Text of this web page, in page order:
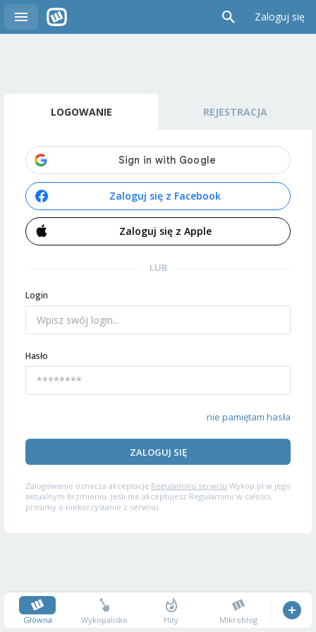
Zaloguj się
LOGOWANIE REJESTRACJA
Zaloguj się z Facebook
Zaloguj się z Apple
LUB
Login
Hasło
nie pamiętam hasła
ZALOGUJ SIĘ
Zalogowanie oznacza akceptację Regulaminu serwisu Wykop.pl w jego
aktualnym brzmieniu. Jeśli nie akceptujesz Regulaminu w całości,
prosimy o niekorzystanie z serwisu.
Główna Wykopalisko Hity Mikroblog